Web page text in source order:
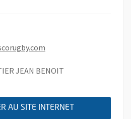
JEAN BENOIT
AU SITE INTERNET , OUVRE UNE